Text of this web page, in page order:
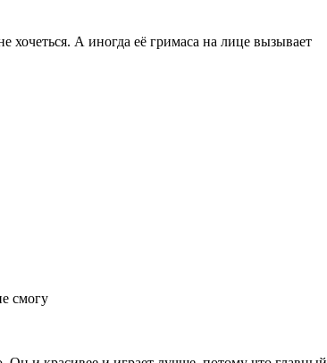
хочеться. А иногда её гримаса на лице вызывает
смогу